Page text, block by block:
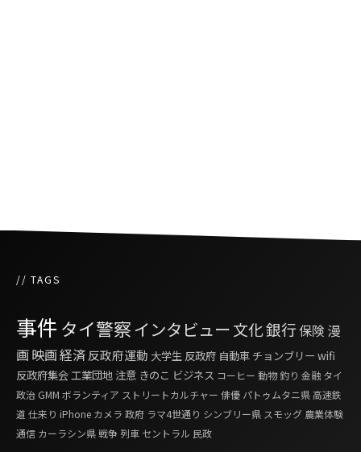
// TAGS
事件タイ警察インタビュー文化銀行保険 漫
画映画経済反政府運動 大学生 反政府 自動車チョンブリー wifi
反政府集会 工業団地 注意 きのこ ビジネス コーヒー 動物釣り 金融 タイ
政治 GMM ボランティア ストリートカルチャー 俳優 パトゥムタニ県高速鉄
道 仕来り iPhone カメラ 政府 ラマ4世通り シンブリー県 スモッグ 農業体験
通信 カーラシン県戦争列車 セントラル 民政